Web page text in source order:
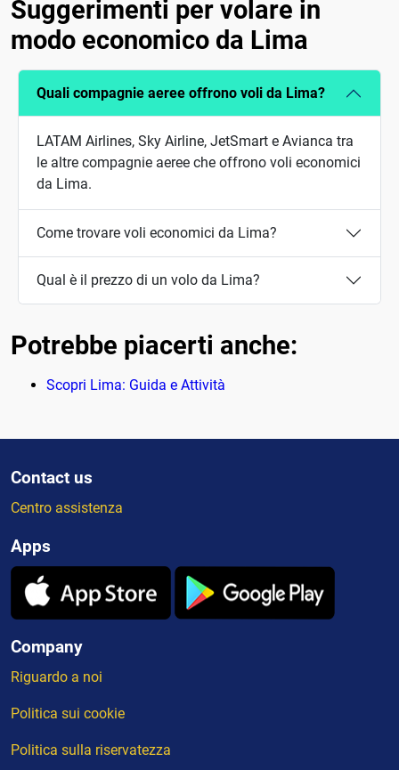
Suggerimenti per volare in
modo economico da Lima
Quali compagnie aeree offrono voli da Lima?
LATAM Airlines, Sky Airline, JetSmart e Avianca tra
le altre compagnie aeree che offrono voli economici
da Lima.
Come trovare voli economici da Lima?
Qual è il prezzo di un volo da Lima?
Potrebbe piacerti anche:
Scopri Lima: Guida e Attività
Contact us
Centro assistenza
Apps
Company
Riguardo a noi
Politica sui cookie
Politica sulla riservatezza